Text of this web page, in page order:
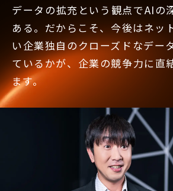
データの拡充という観点でAIの
ある。だからこそ、今後はネッ
い企業独自のクローズドなデー
ているかが、企業の競争力に直
ます。